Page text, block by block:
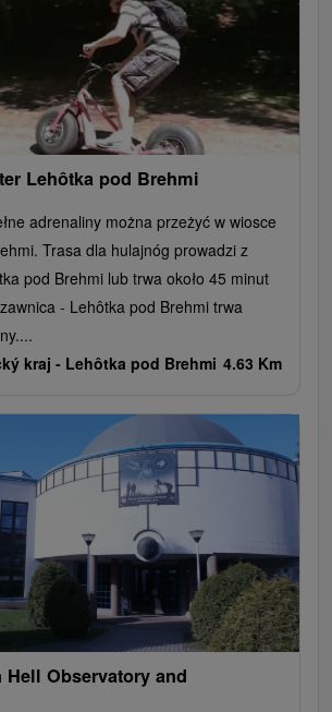
Lehôtka pod Brehmi
adrenaliny można przeżyć w wiosce
Trasa dla hulajnóg prowadzi z
pod Brehmi lub trwa około 45 minut
- Lehôtka pod Brehmi trwa
kraj - Lehôtka pod Brehmi 4.63 Km
Observatory and